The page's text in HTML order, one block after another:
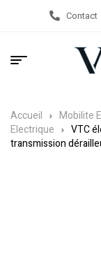
Contact
Accueil Mobilite
Electrique
VTC
transmission